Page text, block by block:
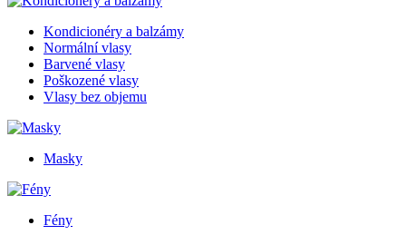
Kondicionéry a balzámy
Normální vlasy
Barvené vlasy
Poškozené vlasy
Vlasy bez objemu
Masky
Fény